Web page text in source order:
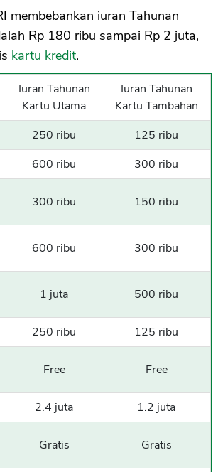
membebankan iuran Tahunan
Rp 180 ribu sampai Rp 2 juta,
kartu kredit.
Iuran Tahunan
Kartu Utama
Iuran Tahunan
Kartu Tambahan
250 ribu
125 ribu
600 ribu
300 ribu
300 ribu 150 ribu
600 ribu 300 ribu
1 juta 500 ribu
250 ribu
125 ribu
Free Free
2.4 juta
1.2 juta
Gratis Gratis